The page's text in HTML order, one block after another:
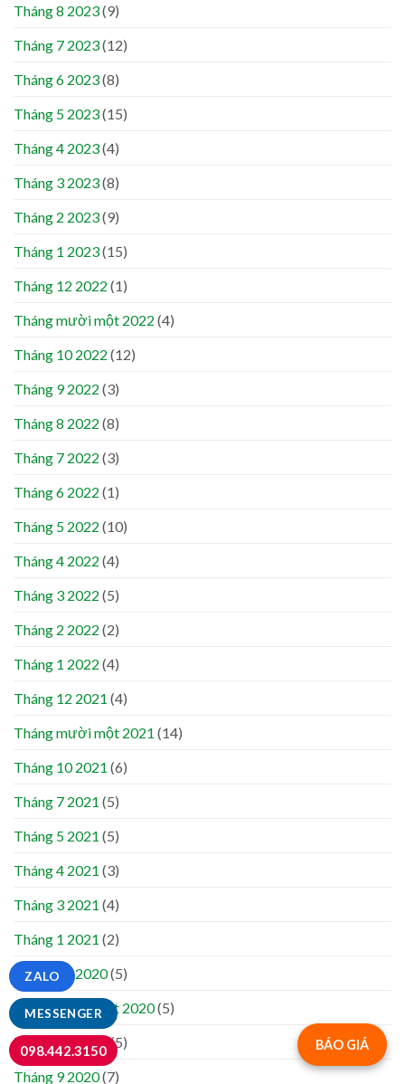
Tháng 8 2023(9)
Tháng 7 2023(12)
Tháng 6 2023(8)
Tháng 5 2023(15)
Tháng 4 2023(4)
Tháng 3 2023(8)
Tháng 2 2023(9)
Tháng 1 2023(15)
Tháng 12 2022 (1)
Tháng mười một 2022 (4)
Tháng 10 2022 (12)
Tháng 9 2022 (3)
Tháng 8 2022 (8)
Tháng 7 2022 (3)
Tháng 6 2022 (1)
Tháng 5 2022 (10)
Tháng 4 2022 (4)
Tháng 3 2022 (5)
Tháng 2 2022 (2)
Tháng 1 2022 (4)
Tháng 12 2021 (4)
Tháng mười một 2021 (14)
Tháng 10 2021 (6)
Tháng 7 2021 (5)
Tháng 5 2021 (5)
Tháng 4 2021 (3)
Tháng 3 2021 (4)
Tháng 1 2021 (2)
Tháng 12 2020(5)
Tháng mười một 2020(5)
Tháng 10 2020(5)
Tháng 9 2020(7)
BÁO GIÁ
MESSENGER
ZALO
098.442.3150